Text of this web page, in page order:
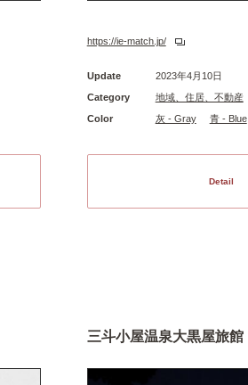
https://ie-match.jp/
Update
2023年4月10日
Category
地域、住居、不動産
Color
灰 - Gray 青 - Blue
Detail
三斗小屋温泉大黒屋旅館